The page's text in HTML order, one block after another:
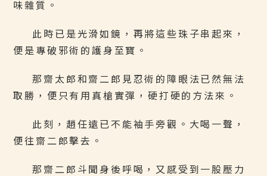
味雜質。
此時已是光滑如鏡，再將這些珠子串起來，
便是專破邪術的護身至寶。
那齋太郎和齋二郎見忍術的障眼法已然無法
取勝，便只有用真槍實彈，硬打硬的方法來。
此刻，趙任遠已不能袖手旁觀。大喝一聲，
便往齋二郎擊去。
那齋二郎斗聞身後呼喝，又感受到一股壓力